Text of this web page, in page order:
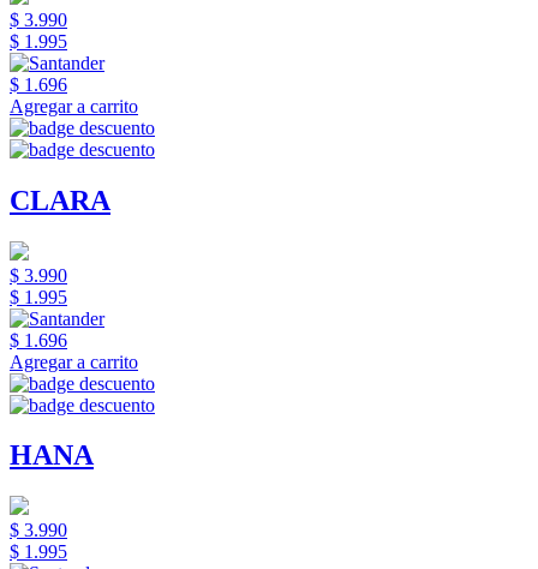
$ 3.990
$ 1.995
$ 1.696
Agregar a carrito
CLARA
$ 3.990
$ 1.995
$ 1.696
Agregar a carrito
HANA
$ 3.990
$ 1.995